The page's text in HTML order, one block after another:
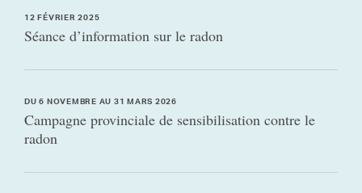
12 FÉVRIER 2025
Séance d’information sur le radon
DU 6 NOVEMBRE AU 31 MARS 2026
Campagne provinciale de sensibilisation contre le
radon